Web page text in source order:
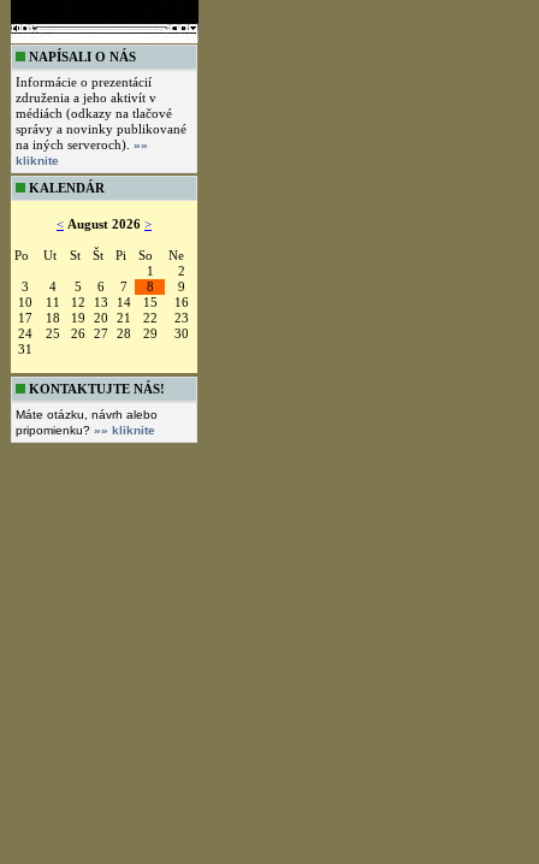
NAPÍSALI O NÁS
Informácie o prezentácií
združenia a jeho aktivít v
médiách (odkazy na tlačové
správy a novinky publikované
na iných serveroch). »»
kliknite
KALENDÁR
< August 2026 >
Po Ut St Št Pi So
Ne
1
2
3
4 5 6 7 8
9
10
11 12 13 14 15
16
17
18 19 20 21 22
23
24
25 26 27 28 29
30
31
KONTAKTUJTE NÁS!
Máte otázku, návrh alebo
pripomienku? »» kliknite